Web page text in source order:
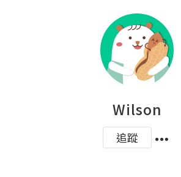
Wilson
追蹤